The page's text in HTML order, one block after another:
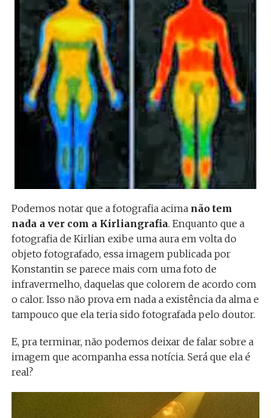
Podemos notar que a fotografia acima não tem
nada a ver com a Kirliangrafia. Enquanto que a
fotografia de Kirlian exibe uma aura em volta do
objeto fotografado, essa imagem publicada por
Konstantin se parece mais com uma foto de
infravermelho, daquelas que colorem de acordo com
o calor. Isso não prova em nada a existência da alma e
tampouco que ela teria sido fotografada pelo doutor.
E, pra terminar, não podemos deixar de falar sobre a
imagem que acompanha essa notícia. Será que ela é
real?